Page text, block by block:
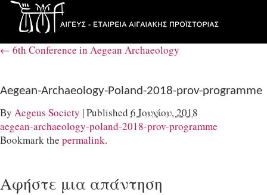
← 6th Conference in Aegean Archaeology
Aegean-Archaeology-Poland-2018-prov-programme
By Aegeus Society |Published 6 Ιουνίου, 2018
aegean-archaeology-poland-2018-prov-programme
Bookmark the permalink.
Αφήστε μια απάντηση